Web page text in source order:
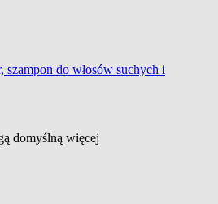
szampon do włosów suchych i
domyślną więcej